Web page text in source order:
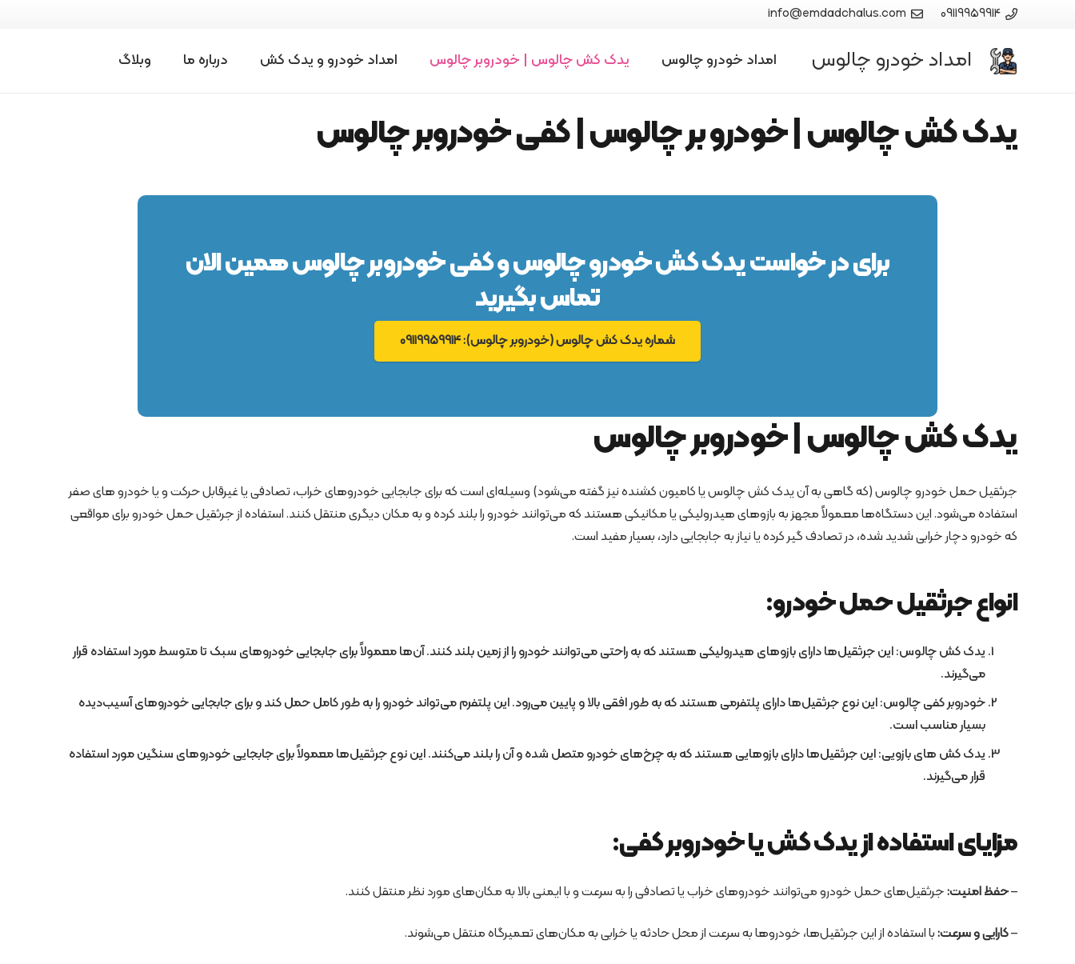
09119959914
info@emdadchalus.com
امداد خودرو چالوس امداد خودرو چالوس یدک کش چالوس | خودروبر چالوس امداد خودرو و یدک کش درباره ما وبلاگ
درخواست امداد
خودرو
یدک کش چالوس | خودرو بر چالوس | کفی خودروبر چالوس
برای در خواست یدک کش خودرو چالوس و کفی خودروبر چالوس همین الان
تماس بگیرید
شماره یدک کش چالوس (خودروبر چالوس): 09119959914
یدک کش چالوس | خودروبر چالوس
جرثقیل حمل خودرو چالوس (که گاهی به آن یدک کش چالوس یا کامیون کشنده نیز گفته می‌شود) وسیله‌ای است که برای جابجایی خودروهای خراب، تصادفی یا غیرقابل حرکت و یا خودرو های صفر
استفاده می‌شود. این دستگاه‌ها معمولاً مجهز به بازوهای هیدرولیکی یا مکانیکی هستند که می‌توانند خودرو را بلند کرده و به مکان دیگری منتقل کنند. استفاده از جرثقیل حمل خودرو برای مواقعی
که خودرو دچار خرابی شدید شده، در تصادف گیر کرده یا نیاز به جابجایی دارد، بسیار مفید است.
انواع جرثقیل حمل خودرو:
یدک کش چالوس: این جرثقیل‌ها دارای بازوهای هیدرولیکی هستند که به راحتی می‌توانند خودرو را از زمین بلند کنند. آن‌ها معمولاً برای جابجایی خودروهای سبک تا متوسط مورد استفاده قرار
می‌گیرند.
خودروبر کفی چالوس: این نوع جرثقیل‌ها دارای پلتفرمی هستند که به طور افقی بالا و پایین می‌رود. این پلتفرم می‌تواند خودرو را به طور کامل حمل کند و برای جابجایی خودروهای آسیب‌دیده
بسیار مناسب است.
یدک کش های بازویی: این جرثقیل‌ها دارای بازوهایی هستند که به چرخ‌های خودرو متصل شده و آن را بلند می‌کنند. این نوع جرثقیل‌ها معمولاً برای جابجایی خودروهای سنگین مورد استفاده
قرار می‌گیرند.
مزایای استفاده از یدک کش یا خودروبر کفی:
–حفظ امنیت:جرثقیل‌های حمل خودرو می‌توانند خودروهای خراب یا تصادفی را به سرعت و با ایمنی بالا به مکان‌های مورد نظر منتقل کنند.
–کارایی و سرعت:با استفاده از این جرثقیل‌ها، خودروها به سرعت از محل حادثه یا خرابی به مکان‌های تعمیرگاه منتقل می‌شوند.